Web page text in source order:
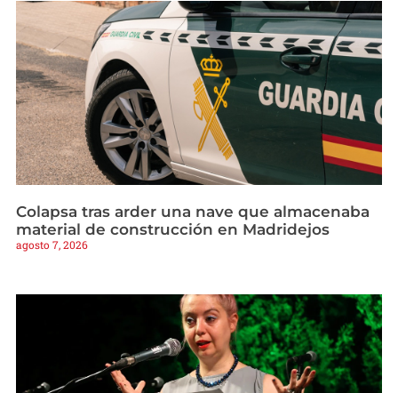
Colapsa tras arder una nave que almacenaba
material de construcción en Madridejos
agosto 7, 2026